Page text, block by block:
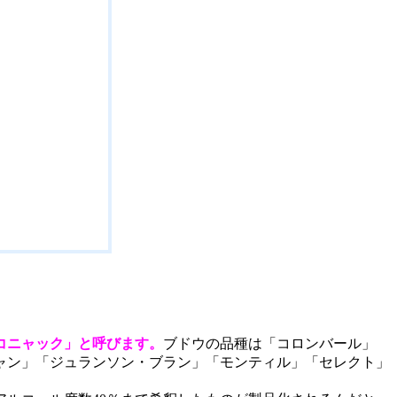
ャック」と呼びます。 ブドウの品種は「コロンバール」
」「ジュランソン・ブラン」「モンティル」「セレクト」